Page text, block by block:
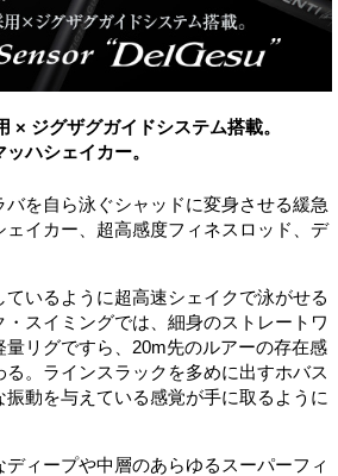
× ジグザグガイドシステム搭載。
ハシェイカー。
を自ら泳ぐシャッドに変身させる緩急
ェイカー、超高感度フィネスロッド、デ
ているように超高速シェイクで泳がせる
スイミングでは、細身のストレートワ
量リグですら、20m先のルアーの存在感
。ラインスラックを多めに出すホバス
振動を与えている感覚が手に取るように
ディープや中層のあらゆるスーパーフィ